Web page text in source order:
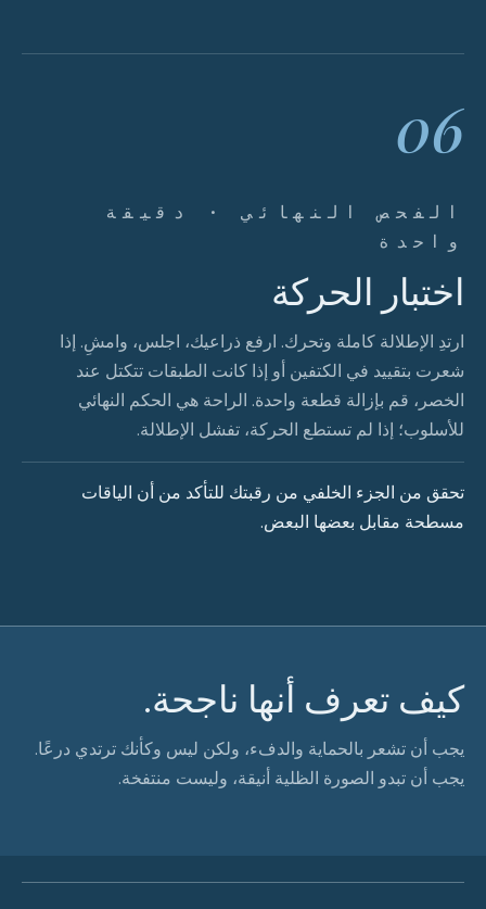
06
الفحص النهائي · دقيقة
واحدة
اختبار الحركة
ارتدِ الإطلالة كاملة وتحرك. ارفع ذراعيك، اجلس، وامشِ. إذا
شعرت بتقييد في الكتفين أو إذا كانت الطبقات تتكتل عند
الخصر، قم بإزالة قطعة واحدة. الراحة هي الحكم النهائي
للأسلوب؛ إذا لم تستطع الحركة، تفشل الإطلالة.
تحقق من الجزء الخلفي من رقبتك للتأكد من أن الياقات
مسطحة مقابل بعضها البعض.
كيف تعرف أنها ناجحة.
يجب أن تشعر بالحماية والدفء، ولكن ليس وكأنك ترتدي درعًا.
يجب أن تبدو الصورة الظلية أنيقة، وليست منتفخة.